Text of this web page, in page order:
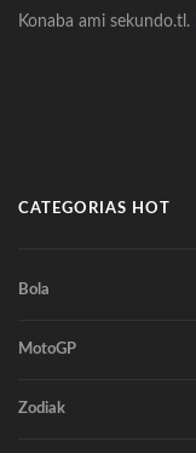
Konaba ami sekundo.tl.
CATEGORIAS HOT
Bola
MotoGP
Zodiak